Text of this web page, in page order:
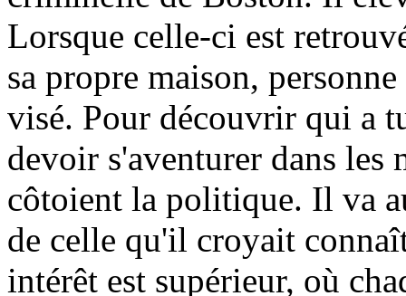
Lorsque celle-ci est
sa propre maison,
visé. Pour découvrir qui a
devoir s'aventurer dans
côtoient la politique. Il va
de celle qu'il croyait
intérêt est supérieur, où